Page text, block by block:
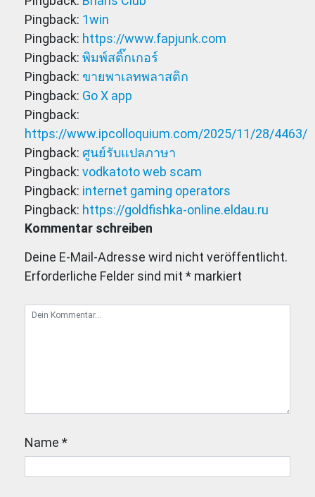
Pingback: 1win
Pingback: https://www.fapjunk.com
Pingback: พิมพ์สติ๊กเกอร์
Pingback: ขายพาเลทพลาสติก
Pingback: Go X app
Pingback:
https://www.ipcolloquium.com/2025/11/28/4463/
Pingback: ศูนย์รับแปลภาษา
Pingback: vodkatoto web scam
Pingback: internet gaming operators
Pingback: https://goldfishka-online.eldau.ru
Kommentar schreiben
Deine E-Mail-Adresse wird nicht veröffentlicht.
Erforderliche Felder sind mit * markiert
Name *